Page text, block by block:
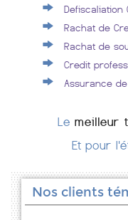
Defiscaliation
Rachat de
Rachat de
Credit
Assurance
Le meilleur
Et pour
Nos clients